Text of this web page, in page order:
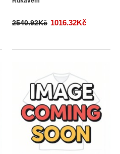
2540.92Kč 1016.32Kč